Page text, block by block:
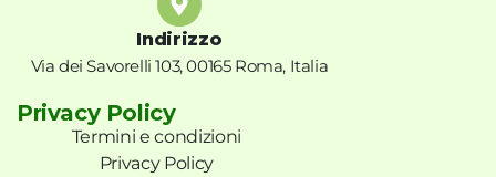
Indirizzo
Via dei Savorelli 103, 00165 Roma, Italia
Privacy Policy
Termini e condizioni
Privacy Policy